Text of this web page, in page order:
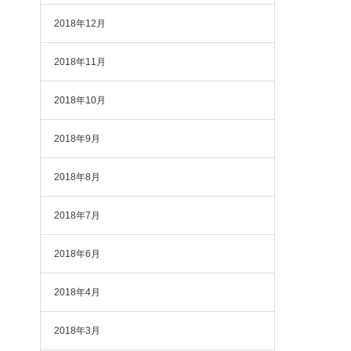
2018年12月
2018年11月
2018年10月
2018年9月
2018年8月
2018年7月
2018年6月
2018年4月
2018年3月